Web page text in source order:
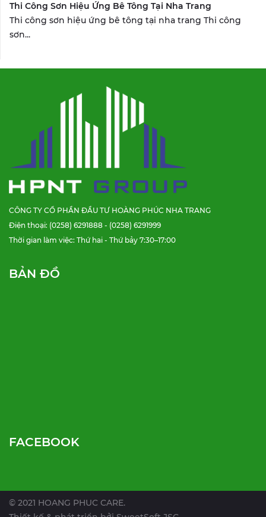
Thi Công Sơn Hiệu Ứng Bê Tông Tại Nha Trang
Thi công sơn hiệu ứng bê tông tại nha trang Thi công
sơn...
CÔNG TY CỔ PHẦN ĐẦU TƯ HOÀNG PHÚC NHA TRANG
Điện thoại: (0258) 6291888 - (0258) 6291999
Thời gian làm việc: Thứ hai - Thứ bảy 7:30–17:00
BẢN ĐỒ
FACEBOOK
© 2021 HOANG PHUC CARE.